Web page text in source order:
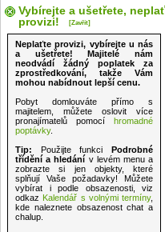
Vybírejte a ušetřete,
provizi!
[Zavřít]
Neplaťte provizi, vybírejte u nás
a ušetřete! Majitelé nám
neodvádí žádný poplatek za
zprostředkování, takže Vám
mohou nabídnout lepší cenu.
Pobyt domlouváte přímo s
majitelem, můžete oslovit více
pronajímatelů pomocí hromadné
poptávky.
Tip: Použijte funkci Podrobné
třídění a hledání v levém menu a
zobrazte si jen objekty, které
splňují Vaše požadavky! Můžete
vybírat i podle obsazenosti, viz
odkaz Kalendář s volnými termíny,
kde naleznete obsazenost chat a
chalup.